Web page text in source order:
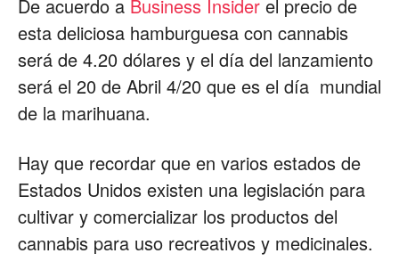
De acuerdo a Business Insider el precio de
esta deliciosa hamburguesa con cannabis
será de 4.20 dólares y el día del lanzamiento
será el 20 de Abril 4/20 que es el día mundial
de la marihuana.
Hay que recordar que en varios estados de
Estados Unidos existen una legislación para
cultivar y comercializar los productos del
cannabis para uso recreativos y medicinales.